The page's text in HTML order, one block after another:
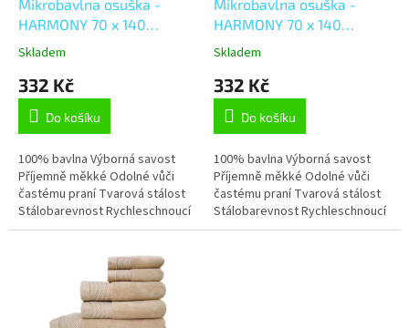
Mikrobavlna osuška -
HARMONY 70 x 140
TMAVĚ FIALOVÁ
Skladem
332 Kč
Do košíku
100% bavlna Výborná savost
Příjemně měkké Odolné vůči
častému praní Tvarová stálost
Stálobarevnost Rychleschnoucí
Elegantní vzhled
Mikrobavlna osuška -
HARMONY 70 x 140
HNĚDÁ
Skladem
332 Kč
Do košíku
100% bavlna Výborná savost
Příjemně měkké Odolné vůči
častému praní Tvarová stálost
Stálobarevnost Rychleschnoucí
Elegantní vzhled